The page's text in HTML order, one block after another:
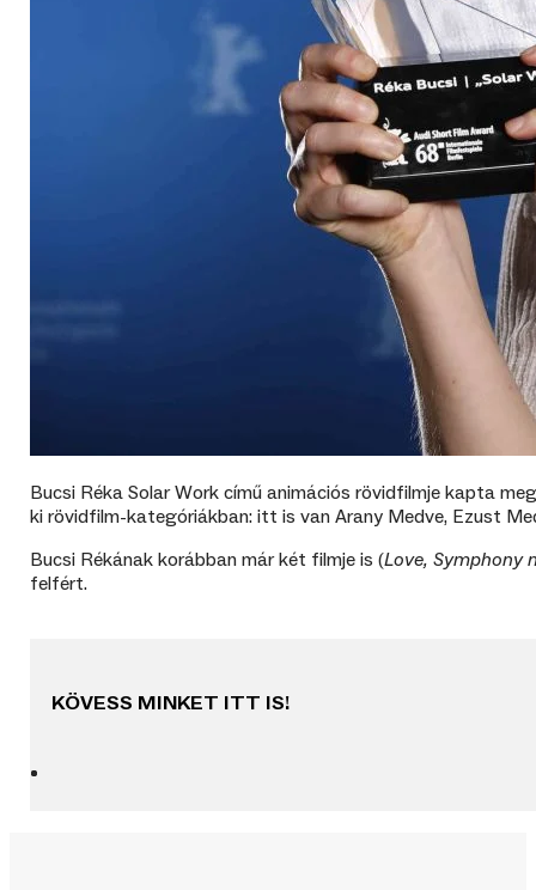
Bucsi Réka Solar Work című animációs rövidfilmje kapta
ki rövidfilm-kategóriákban: itt is van Arany Medve, Ezust
Bucsi Rékának korábban már két filmje is (Love, Symphony
felfért.
KÖVESS MINKET ITT IS!